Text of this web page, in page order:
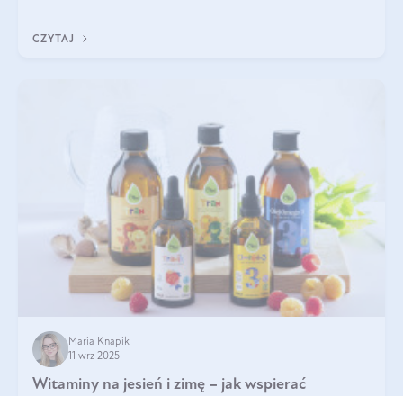
CZYTAJ
Maria Knapik
11 wrz 2025
Witaminy na jesień i zimę – jak wspierać